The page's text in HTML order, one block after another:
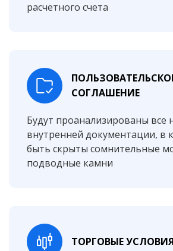
расчетного счета
СОГЛАШЕНИЕ
Будут проанализированы все
внутренней документации, в
быть скрыты сомнительные
подводные камни
ТОРГОВЫЕ УСЛОВИЯ